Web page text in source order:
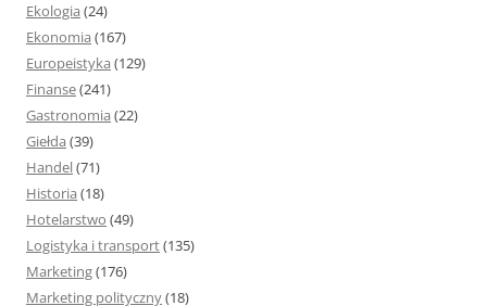
Ekologia (24)
Ekonomia (167)
Europeistyka (129)
Finanse(241)
Gastronomia (22)
Giełda (39)
Handel(71)
Historia (18)
Hotelarstwo (49)
Logistyka i transport(135)
Marketing(176)
Marketing polityczny(18)